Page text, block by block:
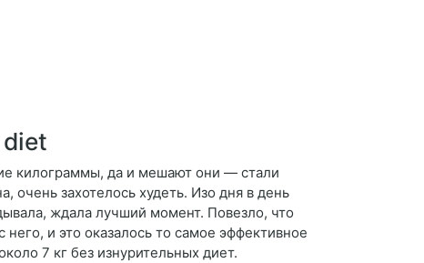
килограммы, да и мешают они — стали
очень захотелось худеть. Изо дня в день
ждала лучший момент. Повезло, что
и это оказалось то самое эффективное
7 кг без изнурительных диет.